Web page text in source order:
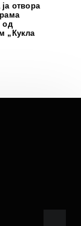
отвора
од
„Кукла